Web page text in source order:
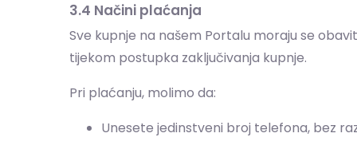
3.4 Načini plaćanja
Sve kupnje na našem Portalu moraju se
tijekom postupka zaključivanja kupnje.
Pri plaćanju, molimo da:
Unesete jedinstveni broj telefona, bez